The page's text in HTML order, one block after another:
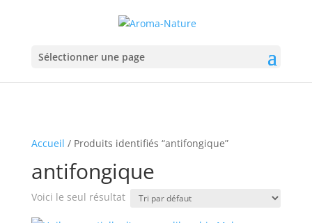
Sélectionner une page
Accueil / Produits identifiés “antifongique”
antifongique
Voici le seul résultat